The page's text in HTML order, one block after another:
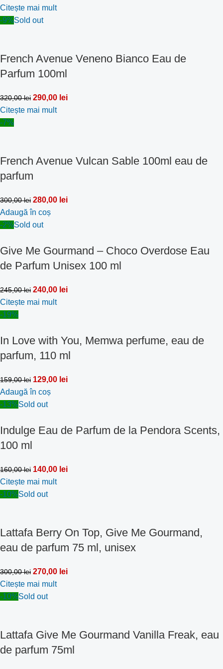
Citește mai mult
-9%Sold out
French Avenue Veneno Bianco Eau de
Parfum 100ml
320,00lei 290,00 lei
Citește mai mult
-7%
French Avenue Vulcan Sable 100ml eau de
parfum
300,00lei 280,00 lei
Adaugă în coș
-2%Sold out
Give Me Gourmand – Choco Overdose Eau
de Parfum Unisex 100 ml
245,00lei 240,00 lei
Citește mai mult
-19%
In Love with You, Memwa perfume, eau de
parfum, 110 ml
159,00lei 129,00 lei
Adaugă în coș
-13%Sold out
Indulge Eau de Parfum de la Pendora Scents,
100 ml
160,00lei 140,00 lei
Citește mai mult
-10%Sold out
Lattafa Berry On Top, Give Me Gourmand,
eau de parfum 75 ml, unisex
300,00lei 270,00 lei
Citește mai mult
-10%Sold out
Lattafa Give Me Gourmand Vanilla Freak, eau
de parfum 75ml